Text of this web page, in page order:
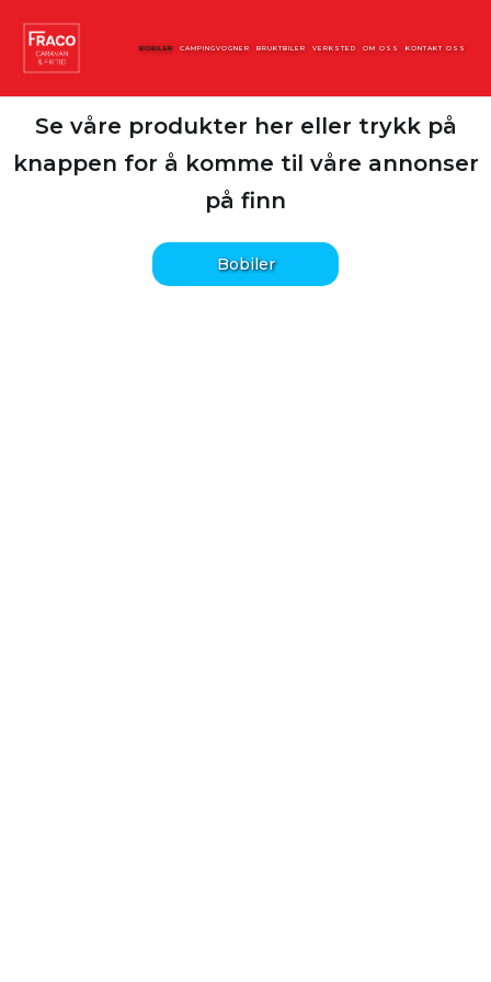
BOBILER CAMPINGVOGNER BRUKTBILER VERKSTED OM OSS KONTAKT OSS
Se våre produkter her eller trykk på
knappen for å komme til våre annonser
på finn
Bobiler